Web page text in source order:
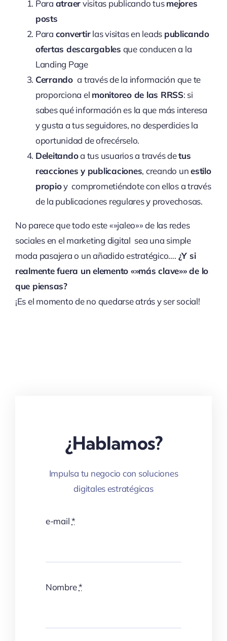
Para atraervisitas publicando tusmejores
posts
Para convertirlas visitas en leads publicando
ofertas descargables que conducen a la
Landing Page
Cerrando a través de la información que te
proporciona el monitoreo de las RRSS: si
sabes qué información es la que más interesa
y gusta a tus seguidores, no desperdicies la
oportunidad de ofrecérselo.
Deleitandoa tus usuarios a través detus
reacciones y publicaciones, creando unestilo
propioy comprometiéndote con ellos a través
de la publicaciones regulares y provechosas.
No parece que todo este «»jaleo»» de las redes
sociales en el marketing digital sea una simple
moda pasajera o un añadido estratégico…. ¿Y si
realmente fuera un elemento «»más clave»» de lo
que piensas?
¡Es el momento de no quedarse atrás y ser social!
¿Hablamos?
Impulsa tu negocio con soluciones
digitales estratégicas
e-mail*
Nombre*